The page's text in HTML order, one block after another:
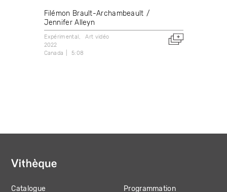
Filémon Brault-Archambeault
Jennifer Alleyn
Expérimental
Art vidéo
2022
Canada
5:08
Catalogue Programmation